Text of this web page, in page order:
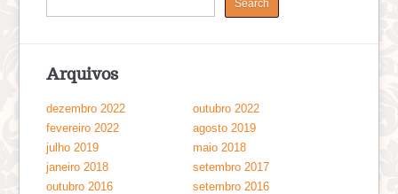
Arquivos
dezembro 2022
outubro 2022
fevereiro 2022
agosto 2019
julho 2019
maio 2018
janeiro 2018
setembro 2017
outubro 2016
setembro 2016